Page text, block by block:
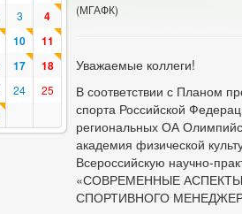
3
4
10
11
17
18
24 25
(МГАФК)
Уважаемые коллеги!
В соответствии с Планом
спорта Российской
региональных ОА
академия физической
Всероссийскую научно-
«СОВРЕМЕННЫЕ
СПОРТИВНОГО